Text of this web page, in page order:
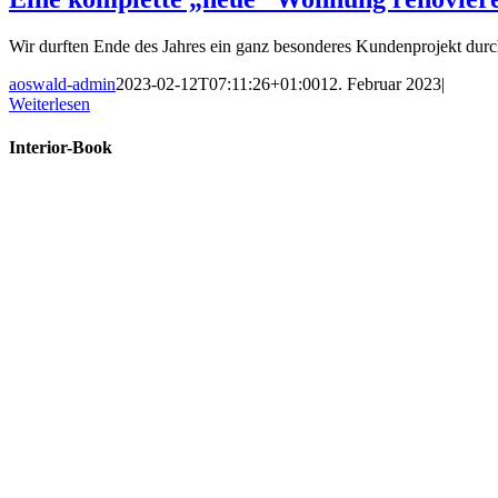
Wir durften Ende des Jahres ein ganz besonderes Kundenprojekt
aoswald-admin2023-02-12T07:11:26+01:0012. Februar 2023|
Weiterlesen
Interior-Book